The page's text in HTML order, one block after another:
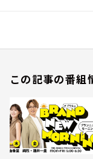
この記事の番組